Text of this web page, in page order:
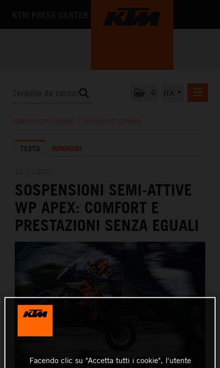
L'AZIENDA
COMMUNICATI STAMPA COMUNICATI STAMPA
TESTO IMMAGINI
SOSPENSIONI SEMI-ATTIVE
WP APEX: COMFORT E
PRESTAZIONI SENZA EGUALI
Facendo clic su "Accetta tutti i cookie", l'utente